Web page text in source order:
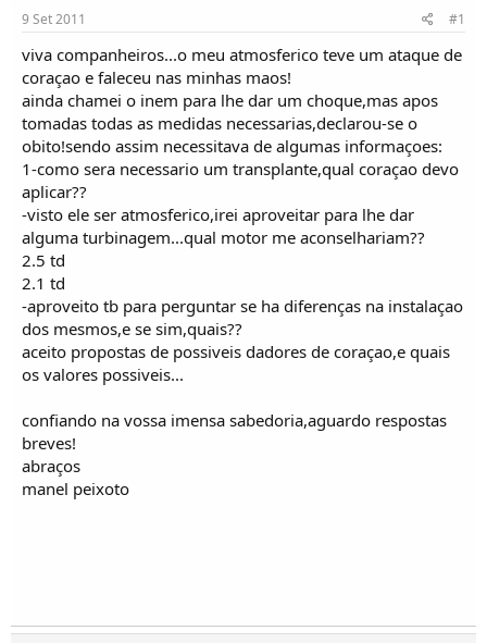
d
o
r
e
T
ó
p
i
c
o
s
í
i
o
9 Set 2011 #1
viva companheiros...o meu atmosferico teve um ataque de
coraçao e faleceu nas minhas maos!
ainda chamei o inem para lhe dar um choque,mas apos
tomadas todas as medidas necessarias,declarou-se o
obito!sendo assim necessitava de algumas informaçoes:
1-como sera necessario um transplante,qual coraçao devo
aplicar??
-visto ele ser atmosferico,irei aproveitar para lhe dar
alguma turbinagem...qual motor me aconselhariam??
2.5 td
2.1 td
-aproveito tb para perguntar se ha diferenças na instalaçao
dos mesmos,e se sim,quais??
aceito propostas de possiveis dadores de coraçao,e quais
os valores possiveis...
confiando na vossa imensa sabedoria,aguardo respostas
breves!
abraços
manel peixoto